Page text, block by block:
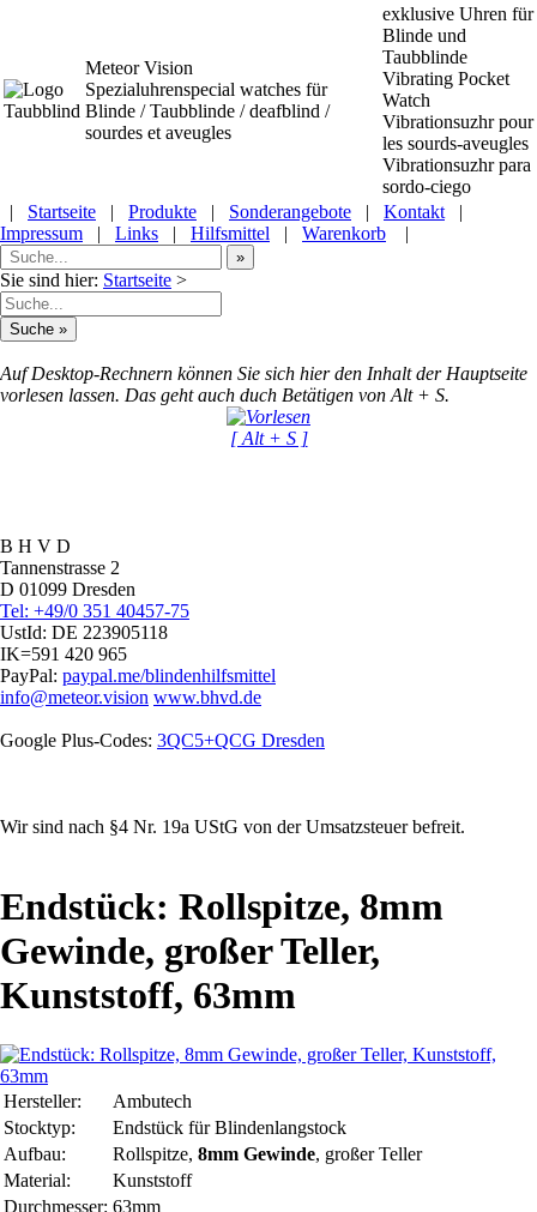
Meteor Vision
Spezialuhrenspecial watches für
Blinde / Taubblinde / deafblind /
sourdes et aveugles
exklusive Uhren für
Blinde und
Taubblinde
Vibrating Pocket
Watch
Vibrationsuzhr pour
les sourds-aveugles
Vibrationsuzhr para
sordo-ciego
|
Startseite | Produkte | Sonderangebote | Kontakt
|
Impressum
| Links | Hilfsmittel | Warenkorb |
Sie sind hier: Startseite >
Auf Desktop-Rechnern können Sie sich hier den Inhalt der Hauptseite
vorlesen lassen. Das geht auch duch Betätigen von Alt + S.
[ Alt + S ]
B H V D
Tannenstrasse 2
D 01099 Dresden
Tel: +49/0 351 40457-75
UstId: DE 223905118
IK=591 420 965
PayPal: paypal.me/blindenhilfsmittel
info@meteor.vision www.bhvd.de
Google Plus-Codes: 3QC5+QCG Dresden
Wir sind nach §4 Nr. 19a UStG von der Umsatzsteuer befreit.
Endstück: Rollspitze, 8mm
Gewinde, großer Teller,
Kunststoff, 63mm
Hersteller:
Ambutech
Stocktyp:
Endstück für Blindenlangstock
Aufbau:
Rollspitze, 8mm Gewinde, großer Teller
Material:
Kunststoff
Durchmesser: 63mm